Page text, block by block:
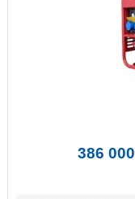
386 000